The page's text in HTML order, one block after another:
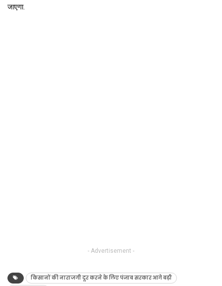
जाएगा.
- Advertisement -
किसानों की नाराजगी दूर करने के लिए पंजाब सरकार आगे बढ़ी